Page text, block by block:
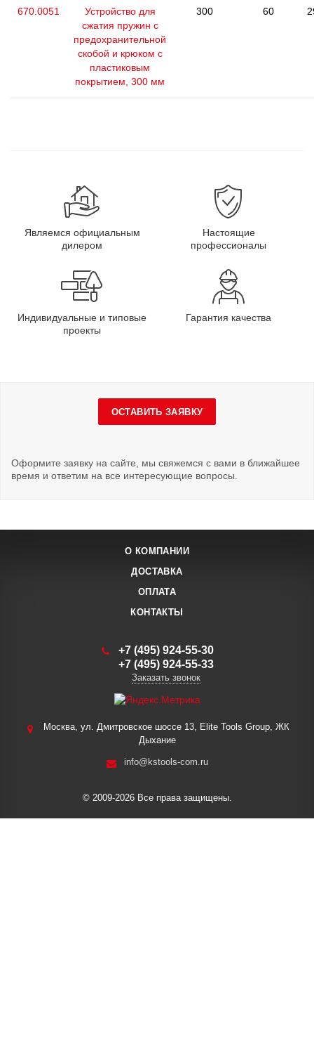
670.0051
Устройство для
сжатия пружин с
предохранительной
скобой и крюком с
пластиковым
покрытием, 300 мм
300 60
Являемся официальным
дилером
Настоящие
профессионалы
Индивидуальные и типовые
проекты
Гарантия качества
ОСТАВИТЬ ЗАЯВКУ
Оформите заявку на сайте, мы свяжемся с вами в ближайшее
время и ответим на все интересующие вопросы.
О КОМПАНИИ
ДОСТАВКА
ОПЛАТА
КОНТАКТЫ
+7 (495) 924-55-30
+7 (495) 924-55-33
Заказать звонок
Москва, ул. Дмитровское шоссе 13, Elite Tools Group, ЖК
Дыхание
info@kstools-com.ru
© 2009-2026 Все права защищены.